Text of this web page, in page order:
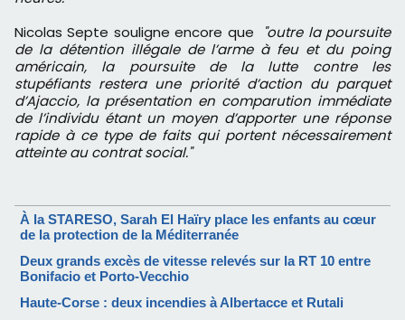
Nicolas Septe souligne encore que
"outre la poursuite
de la détention illégale de l’arme à feu et du poing
américain, la poursuite de la lutte contre les
stupéfiants restera une priorité d’action du parquet
d’Ajaccio, la présentation en comparution immédiate
de l’individu étant un moyen d’apporter une réponse
rapide à ce type de faits qui portent nécessairement
atteinte au contrat social."
À la STARESO, Sarah El Haïry place les enfants au cœur
de la protection de la Méditerranée
Deux grands excès de vitesse relevés sur la RT 10 entre
Bonifacio et Porto-Vecchio
Haute-Corse : deux incendies à Albertacce et Rutali